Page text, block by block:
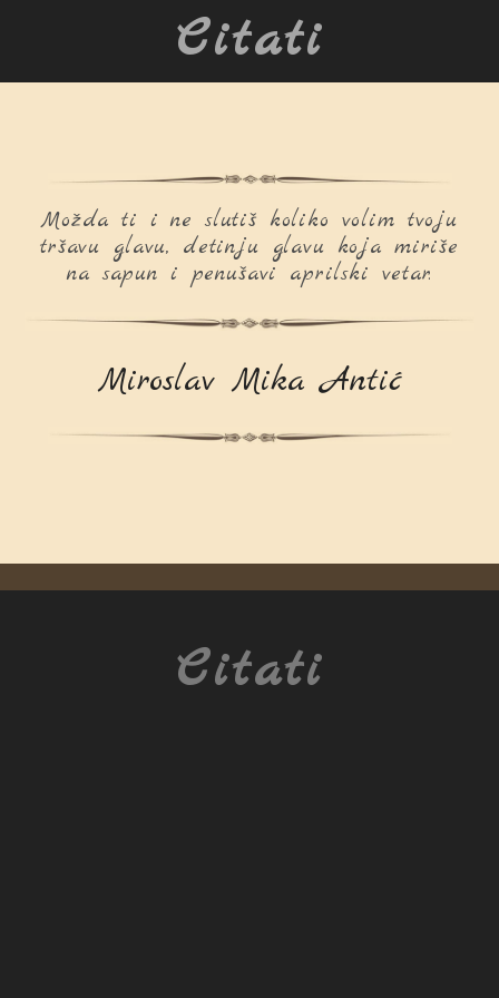
Citati
Možda ti i ne slutiš koliko volim tvoju
tršavu glavu, detinju glavu koja miriše
na sapun i penušavi aprilski vetar.
Miroslav Mika Antić
Citati